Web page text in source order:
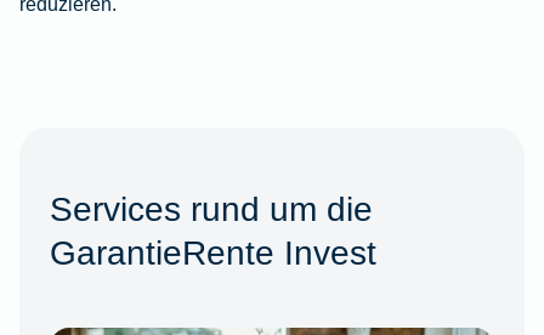
Services rund um die
GarantieRente Invest